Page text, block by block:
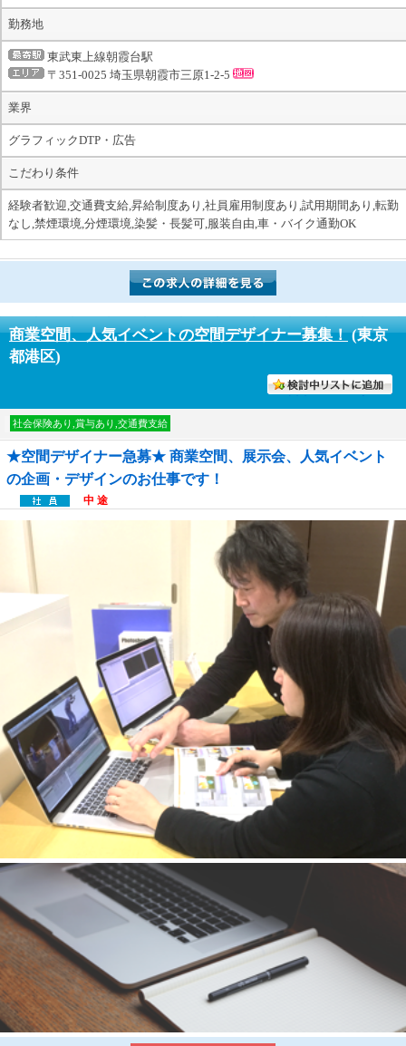
勤務地
東武東上線朝霞台駅
〒351-0025 埼玉県朝霞市三原1-2-5
業界
グラフィックDTP・広告
こだわり条件
経験者歓迎,交通費支給,昇給制度あり,社員雇用制度あり,試用期間あり,転勤
なし,禁煙環境,分煙環境,染髪・長髪可,服装自由,車・バイク通勤OK
商業空間、人気イベントの空間デザイナー募集！(東京
都港区)
社会保険あり,賞与あり,交通費支給
★空間デザイナー急募★ 商業空間、展示会、人気イベント
の企画・デザインのお仕事です！
中 途